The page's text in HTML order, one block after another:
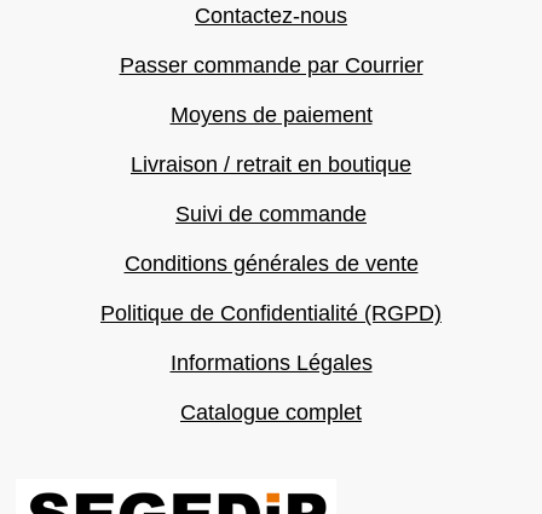
Contactez-nous
Passer commande par Courrier
Moyens de paiement
Livraison / retrait en boutique
Suivi de commande
Conditions générales de vente
Politique de Confidentialité (RGPD)
Informations Légales
Catalogue complet